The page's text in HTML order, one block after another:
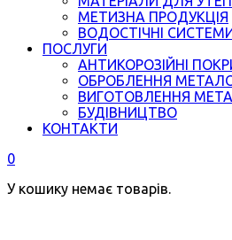
МЕТИЗНА ПРОДУКЦІЯ
ВОДОСТІЧНІ
ПОСЛУГИ
АНТИКОРОЗІЙНІ
ОБРОБЛЕННЯ
ВИГОТОВЛЕННЯ
БУДІВНИЦТВО
КОНТАКТИ
0
У кошику немає товарів.